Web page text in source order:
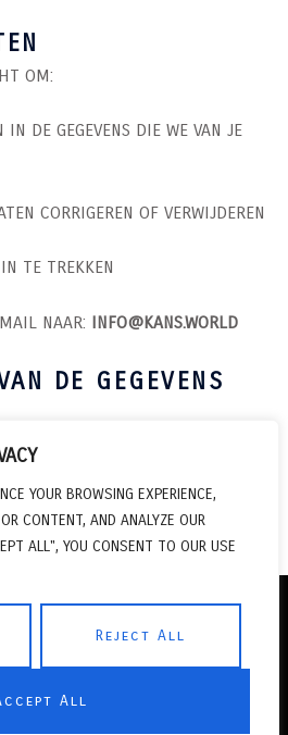
YOUR BROWSING EXPERIENCE,
CONTENT, AND ANALYZE OUR
ALL", YOU CONSENT TO OUR USE
Reject All
All
OM:
IN DE GEGEVENS DIE WE VAN JE
CORRIGEREN OF VERWIJDEREN
TE TREKKEN
NAAR: INFO@KANS.WORLD
DE GEGEVENS
DOOR
DE PRODUCTIE EN COMMUNICATIE
| POWERED BY APSU AGENCY|
BYSTR13